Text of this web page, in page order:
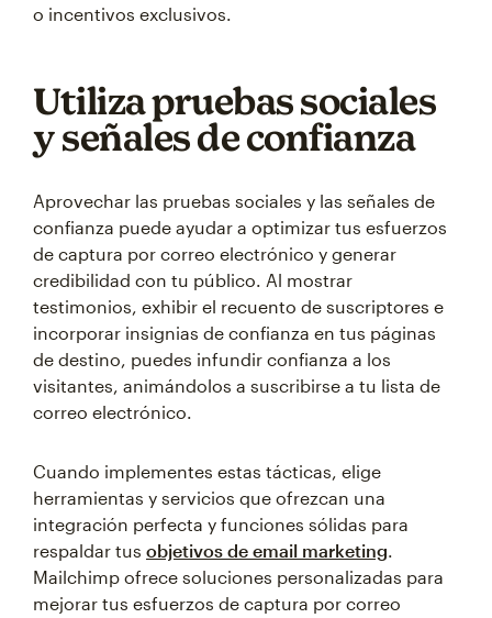
o incentivos exclusivos.
Utiliza pruebas sociales
y señales de confianza
Aprovechar las pruebas sociales y las señales de
confianza puede ayudar a optimizar tus esfuerzos
de captura por correo electrónico y generar
credibilidad con tu público. Al mostrar
testimonios, exhibir el recuento de suscriptores e
incorporar insignias de confianza en tus páginas
de destino, puedes infundir confianza a los
visitantes, animándolos a suscribirse a tu lista de
correo electrónico.
Cuando implementes estas tácticas, elige
herramientas y servicios que ofrezcan una
integración perfecta y funciones sólidas para
respaldar tus objetivos de email marketing.
Mailchimp ofrece soluciones personalizadas para
mejorar tus esfuerzos de captura por correo